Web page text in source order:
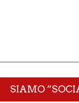
SIAMO